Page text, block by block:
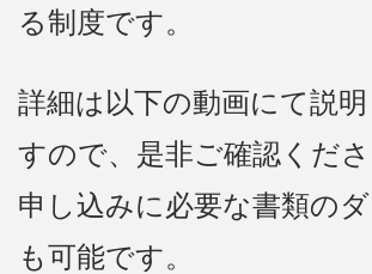
る制度です。
詳細は以下の動画にて説
すので、是非ご確認くださ
申し込みに必要な書類の
も可能です。